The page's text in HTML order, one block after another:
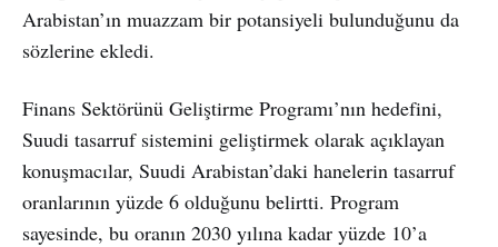
Arabistan’ın muazzam bir potansiyeli bulunduğunu da
sözlerine ekledi.
Finans Sektörünü Geliştirme Programı’nın hedefini,
Suudi tasarruf sistemini geliştirmek olarak açıklayan
konuşmacılar, Suudi Arabistan’daki hanelerin tasarruf
oranlarının yüzde 6 olduğunu belirtti. Program
sayesinde, bu oranın 2030 yılına kadar yüzde 10’a